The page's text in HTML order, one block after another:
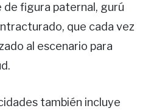
de figura paternal, gurú
que cada vez
al escenario para
también incluye